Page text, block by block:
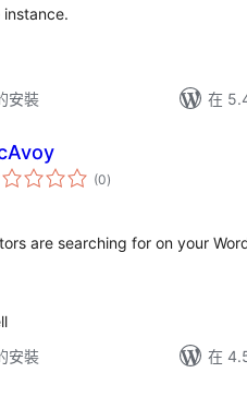
安裝
在
(0總
評)
are searching for on your
安裝
在